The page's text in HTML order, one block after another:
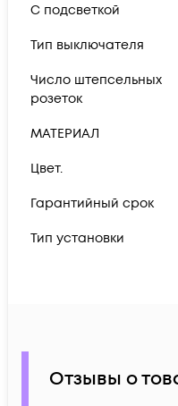
С подсветкой
Тип выключателя
Число штепсельных
розеток
МАТЕРИАЛ
Цвет.
Гарантийный срок
Тип установки
Отзывы о